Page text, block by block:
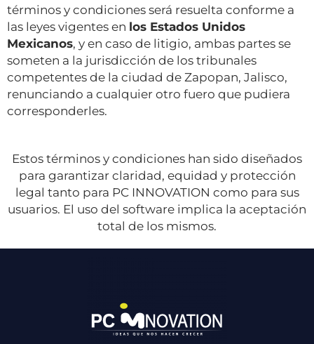
términos y condiciones será resuelta conforme a
las leyes vigentes en los Estados Unidos
Mexicanos, y en caso de litigio, ambas partes se
someten a la jurisdicción de los tribunales
competentes de la ciudad de Zapopan, Jalisco,
renunciando a cualquier otro fuero que pudiera
corresponderles.
Estos términos y condiciones han sido diseñados
para garantizar claridad, equidad y protección
legal tanto para PC INNOVATION como para sus
usuarios. El uso del software implica la aceptación
total de los mismos.